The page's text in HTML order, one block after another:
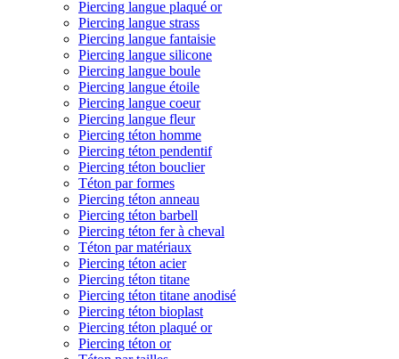
Piercing langue plaqué or
Piercing langue strass
Piercing langue fantaisie
Piercing langue silicone
Piercing langue boule
Piercing langue étoile
Piercing langue coeur
Piercing langue fleur
Piercing téton homme
Piercing téton pendentif
Piercing téton bouclier
Téton par formes
Piercing téton anneau
Piercing téton barbell
Piercing téton fer à cheval
Téton par matériaux
Piercing téton acier
Piercing téton titane
Piercing téton titane anodisé
Piercing téton bioplast
Piercing téton plaqué or
Piercing téton or